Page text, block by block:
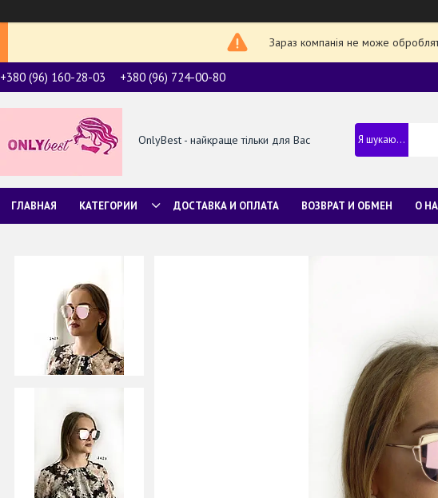
Зараз компанія не може
+380 (96) 160-28-03 +380 (96) 724-00-80
OnlyBest - найкраще тільки для Вас
ГЛАВНАЯ КАТЕГОРИИ ДОСТАВКА И ОПЛАТА ВОЗВРАТ И ОБМЕН О